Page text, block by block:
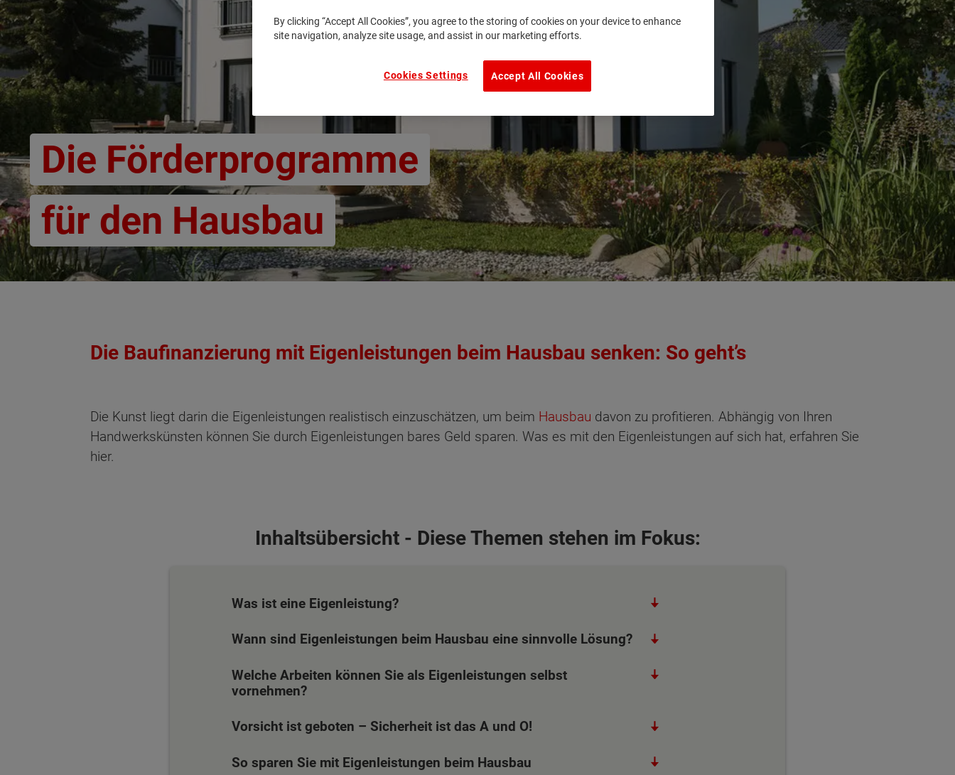
Die Förderprogramme
für den Hausbau
Die Baufinanzierung mit Eigenleistungen beim Hausbau senken: So geht’s
Die Kunst liegt darin die Eigenleistungen realistisch einzuschätzen, um beim Hausbau davon zu profitieren. Abhängig von Ihren
Handwerkskünsten können Sie durch Eigenleistungen bares Geld sparen. Was es mit den Eigenleistungen auf sich hat, erfahren Sie
hier.
Inhaltsübersicht - Diese Themen stehen im Fokus:
Was ist eine Eigenleistung?
Wann sind Eigenleistungen beim Hausbau eine sinnvolle Lösung?
Welche Arbeiten können Sie als Eigenleistungen selbst
vornehmen?
Vorsicht ist geboten – Sicherheit ist das A und O!
So sparen Sie mit Eigenleistungen beim Hausbau
By clicking “Accept All Cookies”, you agree to the storing of cookies on your device to enhance
site navigation, analyze site usage, and assist in our marketing efforts.
Accept All Cookies
Cookies Settings